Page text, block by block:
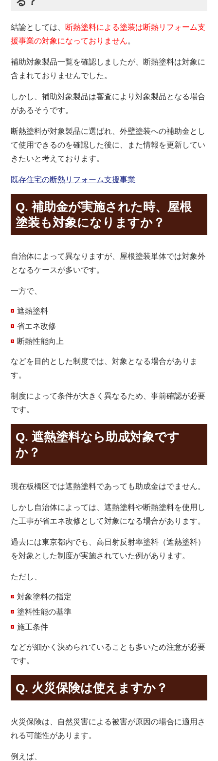
結論としては、 断熱塗料による塗装は断熱リフォーム支
援事業の対象になっておりません。
補助対象製品一覧を確認しましたが、断熱塗料は対象に
含まれておりませんでした。
しかし、補助対象製品は審査により対象製品となる場合
があるそうです。
断熱塗料が対象製品に選ばれ、外壁塗装への補助金とし
て使用できるのを確認した後に、また情報を更新してい
きたいと考えております。
既存住宅の断熱リフォーム支援事業
Q. 補助金が実施された時、屋根
塗装も対象になりますか？
自治体によって異なりますが、屋根塗装単体では対象外
となるケースが多いです。
一方で、
遮熱塗料
省エネ改修
断熱性能向上
などを目的とした制度では、対象となる場合がありま
す。
制度によって条件が大きく異なるため、事前確認が必要
です。
Q. 遮熱塗料なら助成対象です
か？
現在板橋区では遮熱塗料であっても助成金はでません。
しかし自治体によっては、遮熱塗料や断熱塗料を使用し
た工事が省エネ改修として対象になる場合があります。
過去には東京都内でも、高日射反射率塗料（遮熱塗料）
を対象とした制度が実施されていた例があります。
ただし、
対象塗料の指定
塗料性能の基準
施工条件
などが細かく決められていることも多いため注意が必要
です。
Q. 火災保険は使えますか？
火災保険は、自然災害による被害が原因の場合に適用さ
れる可能性があります。
例えば、